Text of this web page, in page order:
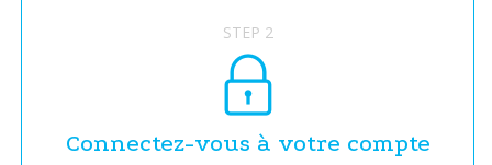
STEP 2
Connectez-vous à votre compte